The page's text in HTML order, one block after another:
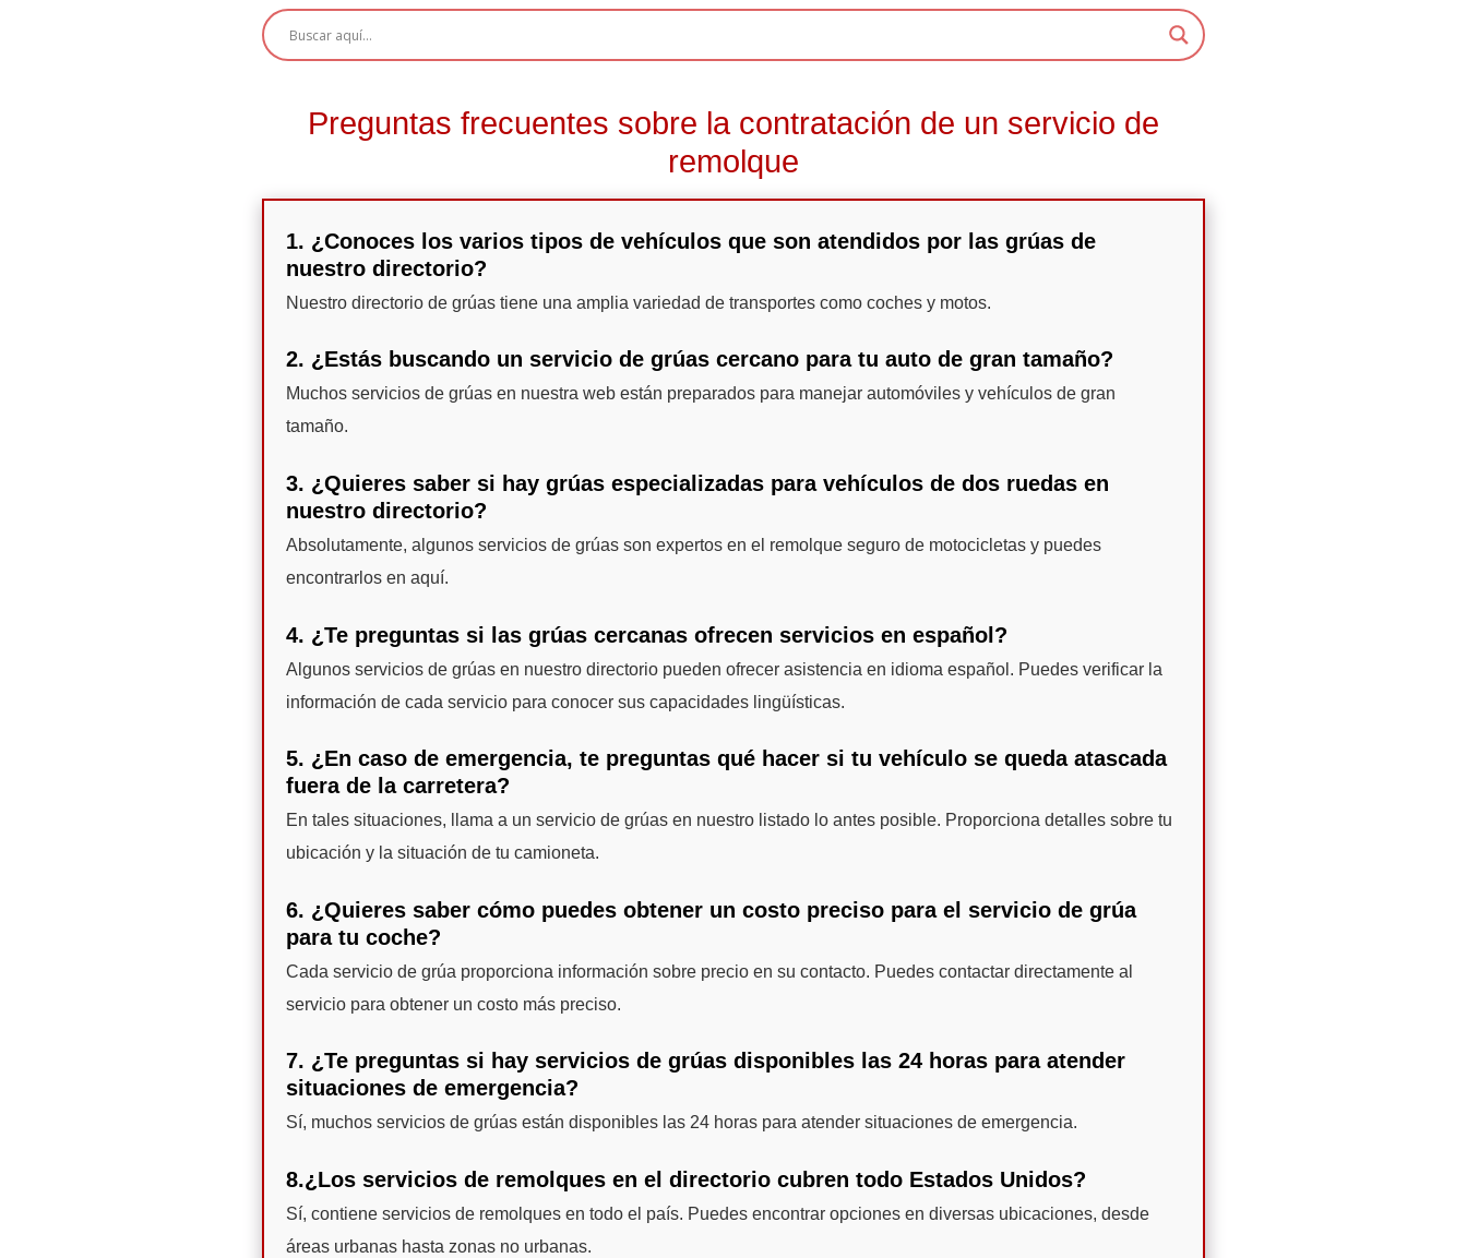
Preguntas frecuentes sobre la contratación de un servicio de
remolque
1. ¿Conoces los varios tipos de vehículos que son atendidos por las grúas de
nuestro directorio?
Nuestro directorio de grúas tiene una amplia variedad de transportes como coches y motos.
2. ¿Estás buscando un servicio de grúas cercano para tu auto de gran tamaño?
Muchos servicios de grúas en nuestra web están preparados para manejar automóviles y vehículos de gran
tamaño.
3. ¿Quieres saber si hay grúas especializadas para vehículos de dos ruedas en
nuestro directorio?
Absolutamente, algunos servicios de grúas son expertos en el remolque seguro de motocicletas y puedes
encontrarlos en aquí.
4. ¿Te preguntas si las grúas cercanas ofrecen servicios en español?
Algunos servicios de grúas en nuestro directorio pueden ofrecer asistencia en idioma español. Puedes verificar la
información de cada servicio para conocer sus capacidades lingüísticas.
5. ¿En caso de emergencia, te preguntas qué hacer si tu vehículo se queda atascada
fuera de la carretera?
En tales situaciones, llama a un servicio de grúas en nuestro listado lo antes posible. Proporciona detalles sobre tu
ubicación y la situación de tu camioneta.
6. ¿Quieres saber cómo puedes obtener un costo preciso para el servicio de grúa
para tu coche?
Cada servicio de grúa proporciona información sobre precio en su contacto. Puedes contactar directamente al
servicio para obtener un costo más preciso.
7. ¿Te preguntas si hay servicios de grúas disponibles las 24 horas para atender
situaciones de emergencia?
Sí, muchos servicios de grúas están disponibles las 24 horas para atender situaciones de emergencia.
8.¿Los servicios de remolques en el directorio cubren todo Estados Unidos?
Sí, contiene servicios de remolques en todo el país. Puedes encontrar opciones en diversas ubicaciones, desde
áreas urbanas hasta zonas no urbanas.